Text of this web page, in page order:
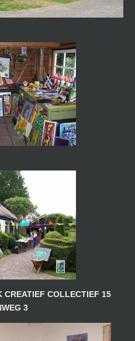
CREATIEF COLLECTIEF 15
3